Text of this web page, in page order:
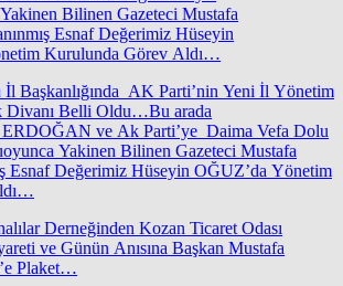
Başkanlığında AK Parti’nin Yeni İl Yönetim
Divanı Belli Oldu…Bu arada
ERDOĞAN ve Ak Parti’ye Daima Vefa Dolu
Yakinen Bilinen Gazeteci Mustafa
Esnaf Değerimiz Hüseyin OĞUZ’da Yönetim